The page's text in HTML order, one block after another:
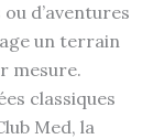
d’aventures
un terrain
mesure.
classiques
Med, la